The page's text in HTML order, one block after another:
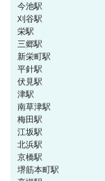
今池駅
刈谷駅
栄駅
三郷駅
新栄町駅
平針駅
伏見駅
津駅
南草津駅
梅田駅
江坂駅
北浜駅
京橋駅
堺筋本町駅